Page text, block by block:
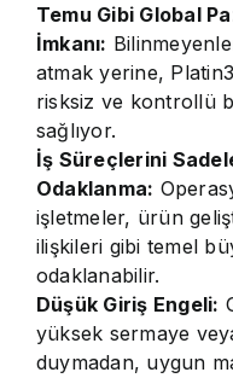
Temu Gibi Global
İmkanı:
atmak yerine,
risksiz ve kontrollü
sağlıyor.
İş Süreçlerini
Odaklanma:
işletmeler, ürün
ilişkileri gibi temel
odaklanabilir.
Düşük Giriş Engeli:
yüksek sermaye
duymadan, uygun